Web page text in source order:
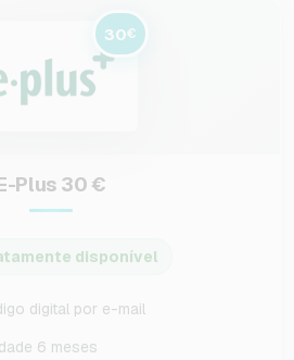
30€
Plus 30 €
disponível
digital por e-mail
6 meses